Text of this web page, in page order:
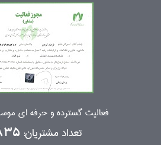
فعالیت گسترده و حرفه ای
تعداد مشتریان: